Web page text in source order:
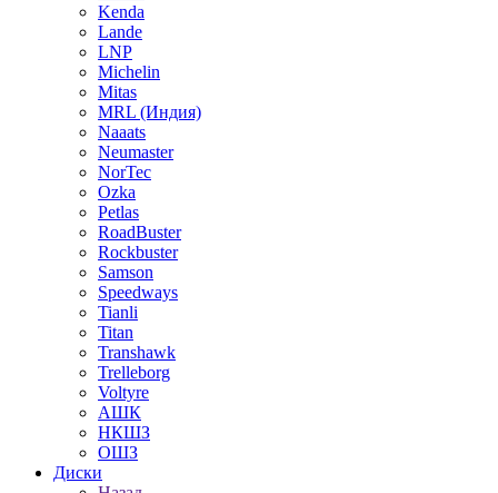
Kenda
Lande
LNP
Michelin
Mitas
MRL (Индия)
Naaats
Neumaster
NorTec
Ozka
Petlas
RoadBuster
Rockbuster
Samson
Speedways
Tianli
Titan
Transhawk
Trelleborg
Voltyre
АШК
НКШЗ
ОШЗ
Диски